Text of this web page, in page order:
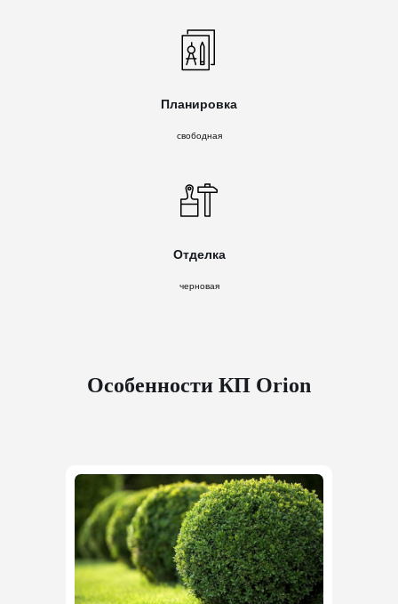
Планировка
свободная
Отделка
черновая
Особенности КП Orion